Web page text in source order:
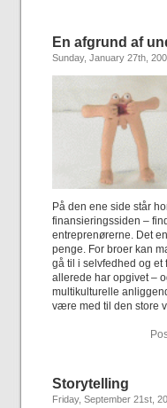
En afgrund af
Sunday, January 27th,
På den ene side står
finansieringssiden –
entreprenørerne. Det
penge. For broer kan
gå til i selvfedhed og
allerede har opgivet –
multikulturelle
være med til den store
Storytelling
Friday, September 21st,